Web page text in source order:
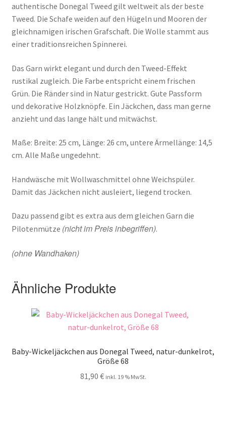
authentische Donegal Tweed gilt weltweit als der beste
Tweed. Die Schafe weiden auf den Hügeln und Mooren der
gleichnamigen irischen Grafschaft. Die Wolle stammt aus
einer traditionsreichen Spinnerei.
Das Garn wirkt elegant und durch den Tweed-Effekt
rustikal zugleich. Die Farbe entspricht einem frischen
Grün. Die Ränder sind in Natur gestrickt. Gute Passform
und dekorative Holzknöpfe. Ein Jäckchen, dass man gerne
anzieht und das lange hält und mitwächst.
Maße: Breite: 25 cm, Länge: 26 cm, untere Ärmellänge: 14,5
cm. Alle Maße ungedehnt.
Handwäsche mit Wollwaschmittel ohne Weichspüler.
Damit das Jäckchen nicht ausleiert, liegend trocken.
Dazu passend gibt es extra aus dem gleichen Garn die
Pilotenmütze (nicht im Preis inbegriffen).
(ohne Wandhaken)
Ähnliche Produkte
Baby-Wickeljäckchen aus Donegal Tweed, natur-dunkelrot,
Größe 68
81,90 € inkl. 19 % MwSt.